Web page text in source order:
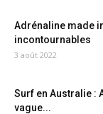
Adrénaline made
incontournables
3 août 2022
Surf en Australie :
vague...